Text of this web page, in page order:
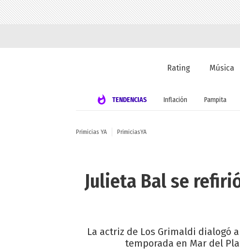
Rating Música
TENDENCIAS Inflación Pampita
Primicias YA PrimiciasYA
Julieta Bal se
La actriz de Los Grimaldi dialogó
temporada en Mar del